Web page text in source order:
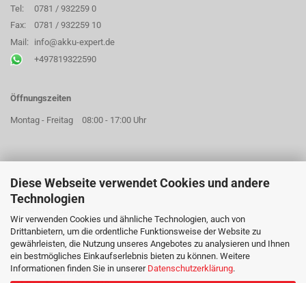
Diese Webseite verwendet Cookies und andere
Technologien
Wir verwenden Cookies und ähnliche Technologien, auch von
Drittanbietern, um die ordentliche Funktionsweise der Website zu
gewährleisten, die Nutzung unseres Angebotes zu analysieren und Ihnen
ein bestmögliches Einkaufserlebnis bieten zu können. Weitere
Informationen finden Sie in unserer Datenschutzerklärung.
Tel:
0781 / 932259 0
Fax:
0781 / 932259 10
Mail:
info@akku-expert.de
+497819322590
Öffnungszeiten
Montag - Freitag 08:00 - 17:00 Uhr
AKKU EXPERT GMBH
Hildastraße 73a
Geschäftsführer: Mareike Jobst
Sitz der Gesellschaft: Offenburg
Handelsregister: Freiburg im Breisgau HRB 715018
USt-Id Nr.: DE815642692